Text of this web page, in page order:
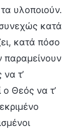
υλοποιούν.
κατά
κατά πόσο
παραμείνουν
τ’
Θεός να τ’